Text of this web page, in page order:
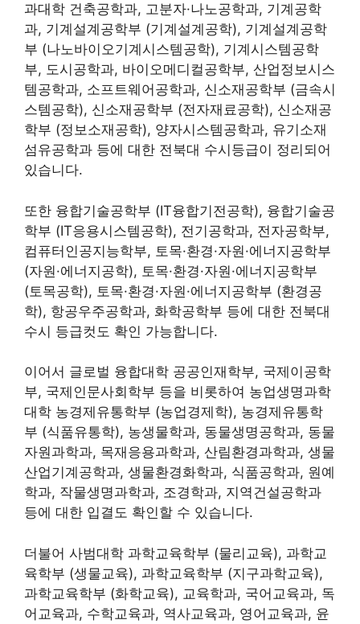
과대학 건축공학과, 고분자·나노공학과, 기계공학
과, 기계설계공학부 (기계설계공학), 기계설계공학
부 (나노바이오기계시스템공학), 기계시스템공학
부, 도시공학과, 바이오메디컬공학부, 산업정보시스
템공학과, 소프트웨어공학과, 신소재공학부 (금속시
스템공학), 신소재공학부 (전자재료공학), 신소재공
학부 (정보소재공학), 양자시스템공학과, 유기소재
섬유공학과 등에 대한 전북대 수시등급이 정리되어
있습니다.
또한 융합기술공학부 (IT융합기전공학), 융합기술공
학부 (IT응용시스템공학), 전기공학과, 전자공학부,
컴퓨터인공지능학부, 토목·환경·자원·에너지공학부
(자원·에너지공학), 토목·환경·자원·에너지공학부
(토목공학), 토목·환경·자원·에너지공학부 (환경공
학), 항공우주공학과, 화학공학부 등에 대한 전북대
수시 등급컷도 확인 가능합니다.
이어서 글로벌 융합대학 공공인재학부, 국제이공학
부, 국제인문사회학부 등을 비롯하여 농업생명과학
대학 농경제유통학부 (농업경제학), 농경제유통학
부 (식품유통학), 농생물학과, 동물생명공학과, 동물
자원과학과, 목재응용과학과, 산림환경과학과, 생물
산업기계공학과, 생물환경화학과, 식품공학과, 원예
학과, 작물생명과학과, 조경학과, 지역건설공학과
등에 대한 입결도 확인할 수 있습니다.
더불어 사범대학 과학교육학부 (물리교육), 과학교
육학부 (생물교육), 과학교육학부 (지구과학교육),
과학교육학부 (화학교육), 교육학과, 국어교육과, 독
어교육과, 수학교육과, 역사교육과, 영어교육과, 윤